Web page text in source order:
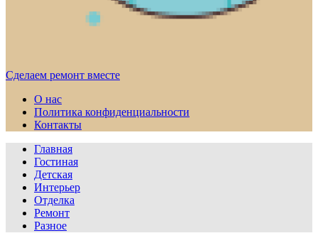
Сделаем ремонт вместе
О нас
Политика конфиденциальности
Контакты
Главная
Гостиная
Детская
Интерьер
Отделка
Ремонт
Разное